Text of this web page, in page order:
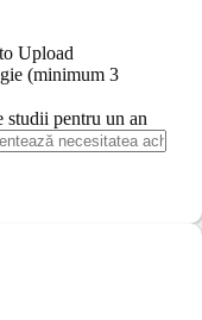
Upload
(minimum 3
studii pentru un an